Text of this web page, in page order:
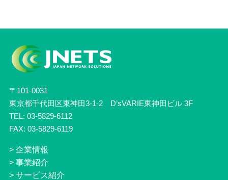
〒101-0031
東京都千代田区東神田3-1-2 D’sVARIE東神田ビル 3F
TEL: 03-5829-6112
FAX: 03-5829-6119
> 企業情報
> 事業紹介
> サービス紹介